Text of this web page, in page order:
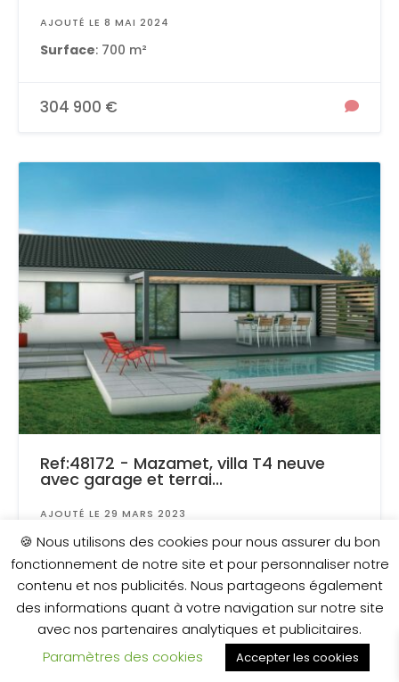
AJOUTÉ LE 8 MAI 2024
Surface: 700 m²
304 900 €
Ref:48172 - Mazamet, villa T4 neuve
avec garage et terrai...
AJOUTÉ LE 29 MARS 2023
Surface: 1 500 m²
170 500 €
🍪 Nous utilisons des cookies pour nous assurer du bon
fonctionnement de notre site et pour personnaliser notre
contenu et nos publicités. Nous partageons également
des informations quant à votre navigation sur notre site
avec nos partenaires analytiques et publicitaires.
Paramètres des cookies
Accepter les cookies